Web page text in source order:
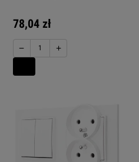
78,04 zł
− +